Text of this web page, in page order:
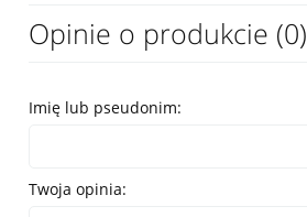
Opinie o produkcie (0)
Imię lub pseudonim:
Twoja opinia: